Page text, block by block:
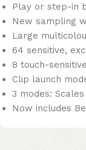
Play or step-in
New sampling
Large
64 sensitive,
8 touch-
Clip launch
3 modes:
Now includes